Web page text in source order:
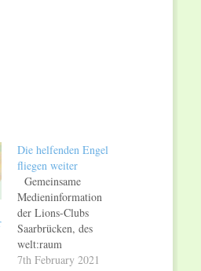
Die helfenden Engel
fliegen weiter
Gemeinsame
Medieninformation
der Lions-Clubs
Saarbrücken, des
welt:raum
Saarbrücken, der
7th February 2021